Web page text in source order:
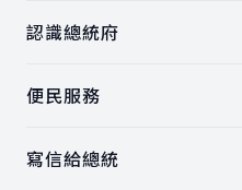
認識總統府
便民服務
寫信給總統